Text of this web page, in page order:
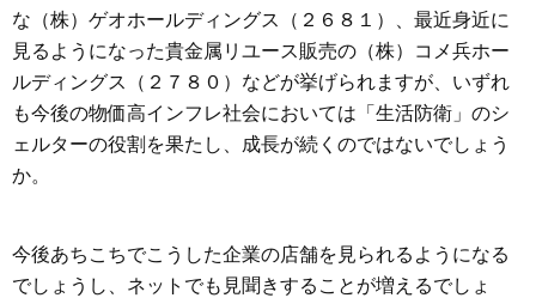
な（株）ゲオホールディングス（２６８１）、最近身近に
見るようになった貴金属リユース販売の（株）コメ兵ホー
ルディングス（２７８０）などが挙げられますが、いずれ
も今後の物価高インフレ社会においては「生活防衛」のシ
ェルターの役割を果たし、成長が続くのではないでしょう
か。
今後あちこちでこうした企業の店舗を見られるようになる
でしょうし、ネットでも見聞きすることが増えるでしょ